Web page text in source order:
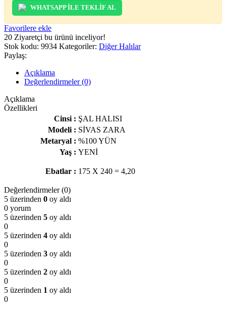
WHATSAPP İLE TEKLİF AL
Favorilere ekle
20 Ziyaretçi bu ürünü inceliyor!
Stok kodu: 9934 Kategoriler: Diğer Halılar
Paylaş:
Açıklama
Değerlendirmeler (0)
Açıklama
Özellikleri
Cinsi : ŞAL HALISI
Modeli : SİVAS ZARA
Metaryal : %100 YÜN
Yaş : YENİ
Ebatlar : 175 X 240 = 4,20
Değerlendirmeler (0)
5 üzerinden 0 oy aldı
0 yorum
5 üzerinden 5 oy aldı
0
5 üzerinden 4 oy aldı
0
5 üzerinden 3 oy aldı
0
5 üzerinden 2 oy aldı
0
5 üzerinden 1 oy aldı
0